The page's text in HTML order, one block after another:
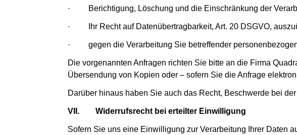
· Berichtigung, Löschung und die Einschränkung der
· Ihr Recht auf Datenübertragbarkeit, Art. 20 DSGVO,
· gegen die Verarbeitung Sie betreffender
Die vorgenannten Anfragen richten Sie bitte an die Firma
Übersendung von Kopien oder – sofern Sie die Anfrage
Darüber hinaus haben Sie auch das Recht, Beschwerde bei
VII. Widerrufsrecht bei erteilter Einwilligung
Sofern Sie uns eine Einwilligung zur Verarbeitung Ihrer Daten